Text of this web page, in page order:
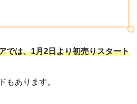
では、1月2日より初売りスタート
もあります。